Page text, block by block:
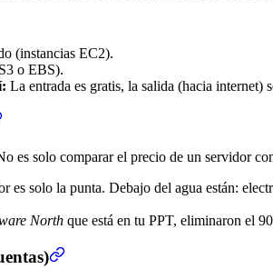
(instancias EC2).
o EBS).
La entrada es gratis, la salida (hacia internet)
es solo comparar el precio de un servidor
es solo la punta. Debajo del agua están:
North que está en tu PPT, eliminaron el